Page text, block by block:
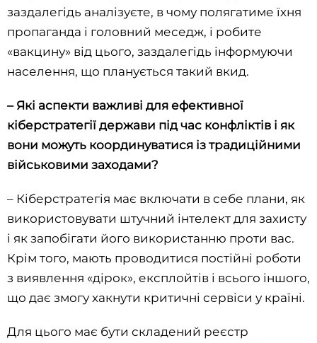
заздалегідь аналізуєте, в чому полягатиме їхня
пропаганда і головний меседж, і робите
«вакцину» від цього, заздалегідь інформуючи
населення, що планується такий вкид.
– Які аспекти важливі для ефективної
кіберстратегії держави під час конфліктів і як
вони можуть координуватися із традиційними
військовими заходами?
– Кіберстратегія має включати в себе плани, як
використовувати штучний інтелект для захисту
і як запобігати його використанню проти вас.
Крім того, мають проводитися постійні роботи
з виявлення «дірок», експлойтів і всього іншого,
що дає змогу хакнути критичні сервіси у країні.
Для цього має бути складений реєстр